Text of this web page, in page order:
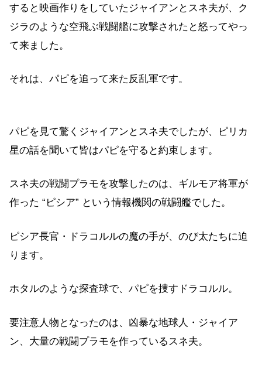
すると映画作りをしていたジャイアンとスネ夫が、ク
ジラのような空飛ぶ戦闘艦に攻撃されたと怒ってやっ
て来ました。
それは、パピを追って来た反乱軍です。
パピを見て驚くジャイアンとスネ夫でしたが、ピリカ
星の話を聞いて皆はパピを守ると約束します。
スネ夫の戦闘プラモを攻撃したのは、ギルモア将軍が
作った “ピシア” という情報機関の戦闘艦でした。
ピシア長官・ドラコルルの魔の手が、のび太たちに迫
ります。
ホタルのような探査球で、パピを捜すドラコルル。
要注意人物となったのは、凶暴な地球人・ジャイア
ン、大量の戦闘プラモを作っているスネ夫。